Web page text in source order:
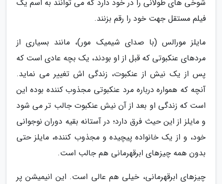
شوخی های طولانی را در خود دارد که می توانند به اسم یک
فیلم مستقل جهت خود را رقم بزنند.
مایلز مورالس (با صدای شیمیک مور)، مانند بسیاری از
مردهای عنکبوتی که قبل از او بودند، یک بچه عادی است که
پس از یک نیش از عنکبوت، زندگی اش تغییر می نماید.
آنچه که همواره درباره مرد عنکبوتی مجذوب کننده بوده این
است که زندگی او بعد از آن نیش عنکبوت جالب تر می شود
و مایلز از این حیث فرق دارد؛ در آستانه بقیه دوران نوجوانی
خود، و از یک خانواده پیچیده و مجذوب کننده، مایلز حتی
بدون همه چیزهای ابرقهرمانی هم جالب است.
چیزهای ابرقهرمانی، خیلی هم عالی است. این انیمیشن پر